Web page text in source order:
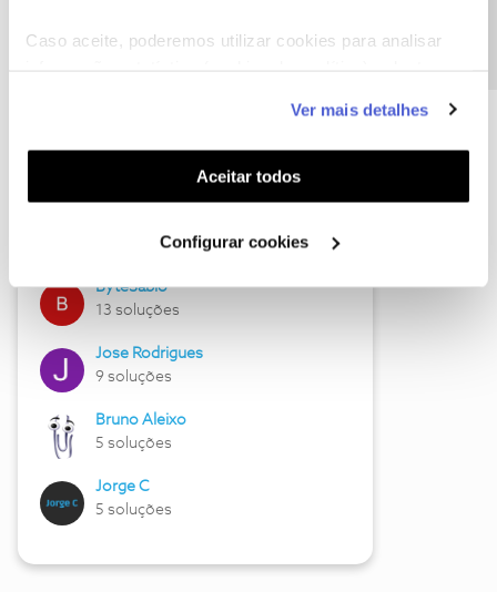
Caso aceite, poderemos utilizar cookies para analisar
funcionalidades (cookies de personalização e
funcionalidade) e adaptar anúncios aos seus interesses
(cookies de publicidade personalizada). Pode gerir a
utilização dos cookies clicando em "Configurar
Ver mais detalhes
Aceitar todos
Configurar cookies
Hall of Fame de julho
17 soluções
ByteSábio
13 soluções
Jose Rodrigues
9 soluções
Bruno Aleixo
5 soluções
Jorge C
5 soluções